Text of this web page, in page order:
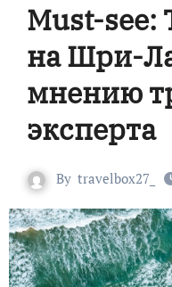
Must-
на Шри-
мнению
эксперта
By travelbox27_